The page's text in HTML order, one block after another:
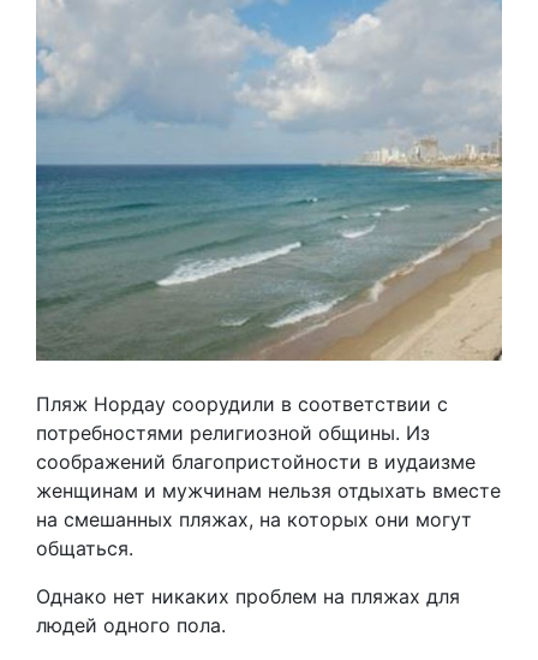
Пляж Нордау соорудили в соответствии с
потребностями религиозной общины. Из
соображений благопристойности в иудаизме
женщинам и мужчинам нельзя отдыхать вместе
на смешанных пляжах, на которых они могут
общаться.
Однако нет никаких проблем на пляжах для
людей одного пола.